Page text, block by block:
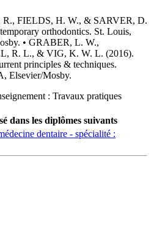
R., FIELDS, H. W., & SARVER, D.
orthodontics. St. Louis,
• GRABER, L. W.,
R. L., & VIG, K. W. L. (2016).
principles & techniques.
Elsevier/Mosby.
: Travaux pratiques
dans les diplômes suivants
dentaire - spécialité :